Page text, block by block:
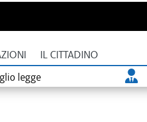
IL CITTADINO
legge